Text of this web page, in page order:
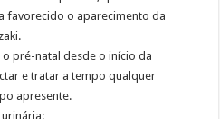
favorecido o aparecimento da
pré-natal desde o início da
e tratar a tempo qualquer
apresente.